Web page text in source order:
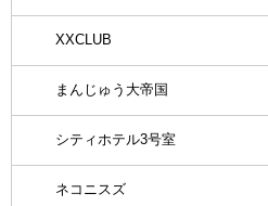
XXCLUB
まんじゅう大帝国
シティホテル3号室
ネコニスズ